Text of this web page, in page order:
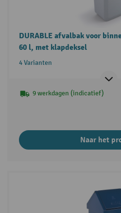
DURABLE afvalbak voor
60 l, met klapdeksel
4 Varianten
9 werkdagen (indicatief)
Naar het